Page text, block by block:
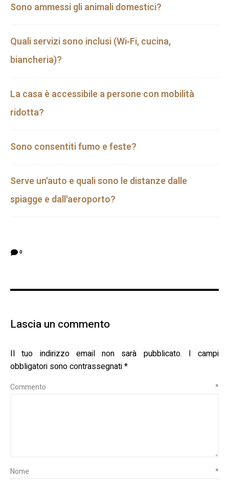
Sono ammessi gli animali domestici?
Quali servizi sono inclusi (Wi‑Fi, cucina,
biancheria)?
La casa è accessibile a persone con mobilità
ridotta?
Sono consentiti fumo e feste?
Serve un'auto e quali sono le distanze dalle
spiagge e dall'aeroporto?
0
Lascia un commento
Il tuo indirizzo email non sarà pubblicato.
I campi
obbligatori sono contrassegnati*
Commento *
Nome *